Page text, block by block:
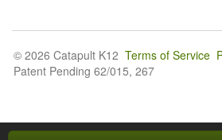
© 2026 Catapult K12 Terms of Service
Patent Pending 62/015, 267